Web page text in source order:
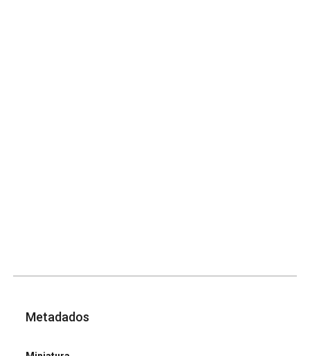
Metadados